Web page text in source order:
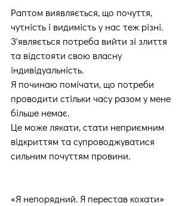
Раптом виявляється, що почуття,
чутність і видимість у нас теж різні.
З'являється потреба вийти зі злиття
та відстояти свою власну
індивідуальність.
Я починаю помічати, що потреби
проводити стільки часу разом у мене
більше немає.
Це може лякати, стати неприємним
відкриттям та супроводжуватися
сильним почуттям провини.
«Я непорядний. Я перестав кохати»